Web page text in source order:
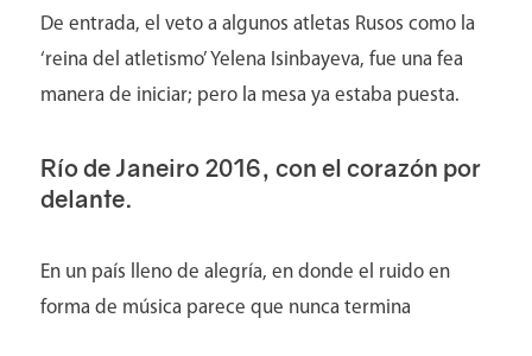
De entrada, el veto a algunos atletas Rusos como la
‘reina del atletismo’ Yelena Isinbayeva, fue una fea
manera de iniciar; pero la mesa ya estaba puesta.
Río de Janeiro 2016, con el corazón por
delante.
En un país lleno de alegría, en donde el ruido en
forma de música parece que nunca termina